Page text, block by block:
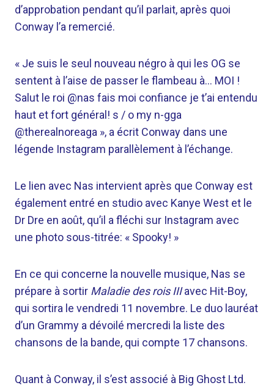
d’approbation pendant qu’il parlait, après quoi
Conway l’a remercié.
« Je suis le seul nouveau négro à qui les OG se
sentent à l’aise de passer le flambeau à… MOI !
Salut le roi @nas fais moi confiance je t’ai entendu
haut et fort général! s / o my n-gga
@therealnoreaga », a écrit Conway dans une
légende Instagram parallèlement à l’échange.
Le lien avec Nas intervient après que Conway est
également entré en studio avec Kanye West et le
Dr Dre en août, qu’il a fléchi sur Instagram avec
une photo sous-titrée: « Spooky! »
En ce qui concerne la nouvelle musique, Nas se
prépare à sortir Maladie des rois IIIavec Hit-Boy,
qui sortira le vendredi 11 novembre. Le duo lauréat
d’un Grammy a dévoilé mercredi la liste des
chansons de la bande, qui compte 17 chansons.
Quant à Conway, il s’est associé à Big Ghost Ltd.